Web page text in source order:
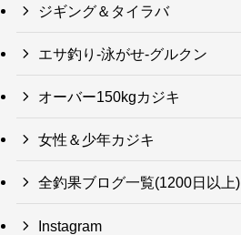
ジギング＆タイラバ
エサ釣り-泳がせ-グルクン
オーバー150kgカジキ
女性＆少年カジキ
全釣果ブログ一覧(1200日以上)
Instagram